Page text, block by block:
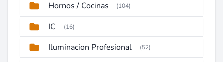
Hornos / Cocinas (104)
IC (16)
Iluminacion Profesional (52)